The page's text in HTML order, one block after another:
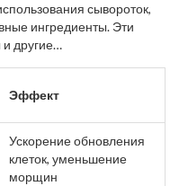
поврежденные
Средство,
вашей коже
всей ночи.
сывороток,
ингредиенты. Эти
другие
глубоко в поры,
Выберите
проблемам вашей
средства.
Эффект
Ускорение обновления
клеток, уменьшение
морщин